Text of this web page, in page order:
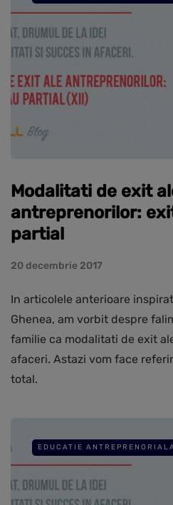
Modalitati de exit
antreprenorilor:
partial
20 decembrie 2017
In articolele anterioare
Ghenea, am vorbit despre
familie ca modalitati de exit
afaceri. Astazi vom face
total.
EDUCATIE